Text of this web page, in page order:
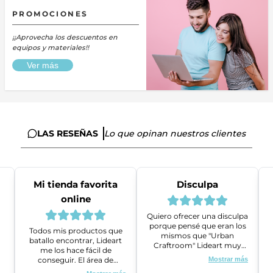
PROMOCIONES
¡¡Aprovecha los descuentos en
equipos y materiales!!
Ver más
LAS RESEÑAS Lo que opinan nuestros clientes
Mi tienda favorita
online
Todos mis productos que
batallo encontrar, Lideart
me los hace fácil de
conseguir. El área de
ventas es super amable y
Disculpa
Quiero ofrecer una disculpa
porque pensé que eran los
mismos que "Urban
Craftroom" Lideart muy
amables me ayudaron a
gestionar un problema que
Mostrar más